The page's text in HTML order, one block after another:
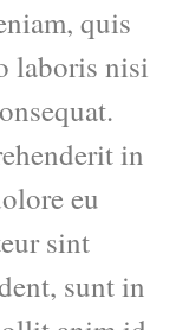
quis
laboris nisi
in
eu
sint
sunt in